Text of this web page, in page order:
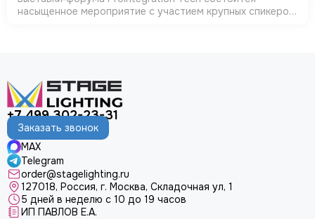
насыщенное мероприятие с участием крупных спикеров
+7 499 302-23-31
Заказать звонок
MAX
Telegram
order@stagelighting.ru
127018, Россия, г. Москва, Складочная ул, 1
5 дней в неделю с 10 до 19 часов
ИП ПАВЛОВ Е.А.